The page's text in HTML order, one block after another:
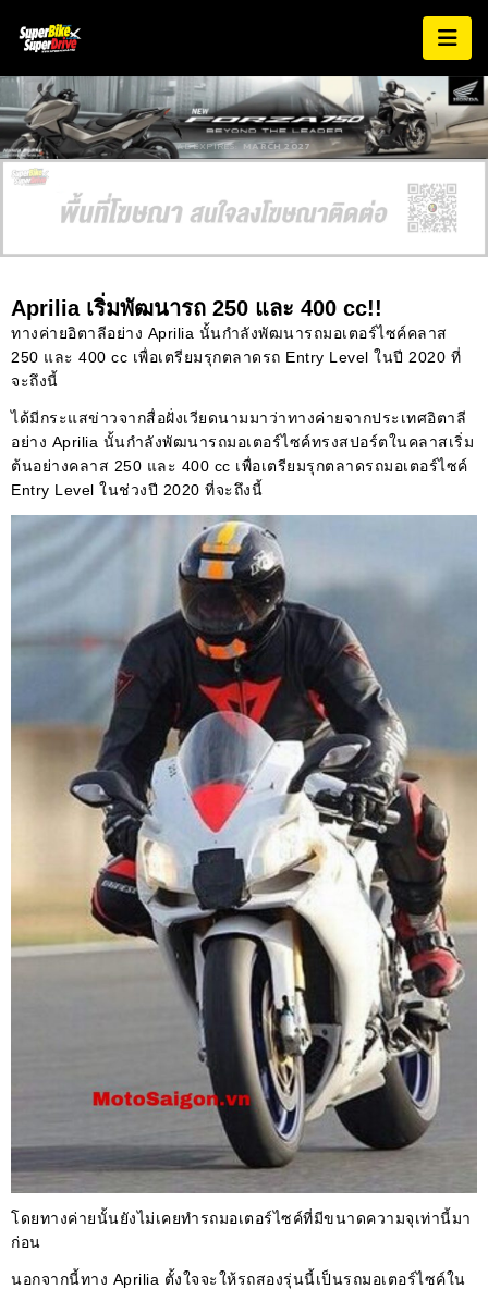
AD EXPIRES: MARCH 2027
Aprilia เริ่มพัฒนารถ 250 และ 400 cc!!
ทางค่ายอิตาลีอย่าง Aprilia นั้นกำลังพัฒนารถมอเตอร์ไซค์คลาส
250 และ 400 cc เพื่อเตรียมรุกตลาดรถ Entry Level ในปี 2020 ที่
จะถึงนี้
ได้มีกระแสข่าวจากสื่อฝั่งเวียดนามมาว่าทางค่ายจากประเทศอิตาลี
อย่าง Aprilia นั้นกำลังพัฒนารถมอเตอร์ไซค์ทรงสปอร์ตในคลาสเริ่ม
ต้นอย่างคลาส 250 และ 400 cc เพื่อเตรียมรุกตลาดรถมอเตอร์ไซค์
Entry Level ในช่วงปี 2020 ที่จะถึงนี้
โดยทางค่ายนั้นยังไม่เคยทำรถมอเตอร์ไซค์ที่มีขนาดความจุเท่านี้มา
ก่อน
นอกจากนี้ทาง Aprilia ตั้งใจจะให้รถสองรุ่นนี้เป็นรถมอเตอร์ไซค์ใน